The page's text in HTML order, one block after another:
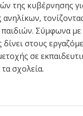
της κυβέρνησης
ανηλίκων,
Σύμφωνα
δίνει στους
σε
σχολεία.